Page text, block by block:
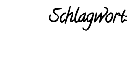
Schlagwort: